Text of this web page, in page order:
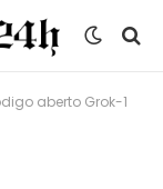
aberto Grok-1